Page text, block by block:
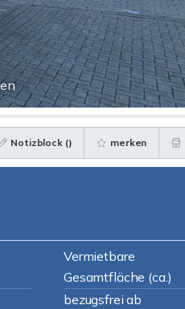
Notizblock () merken
Vermietbare
Gesamtfläche (ca.)
bezugsfrei ab